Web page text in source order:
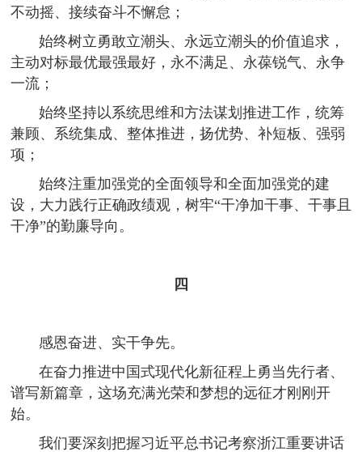
不动摇、接续奋斗不懈怠；
始终树立勇敢立潮头、永远立潮头的价值追求，
主动对标最优最强最好，永不满足、永葆锐气、永争
一流；
始终坚持以系统思维和方法谋划推进工作，统筹
兼顾、系统集成、整体推进，扬优势、补短板、强弱
项；
始终注重加强党的全面领导和全面加强党的建
设，大力践行正确政绩观，树牢“干净加干事、干事且
干净”的勤廉导向。
四
感恩奋进、实干争先。
在奋力推进中国式现代化新征程上勇当先行者、
谱写新篇章，这场充满光荣和梦想的远征才刚刚开
始。
我们要深刻把握习近平总书记考察浙江重要讲话